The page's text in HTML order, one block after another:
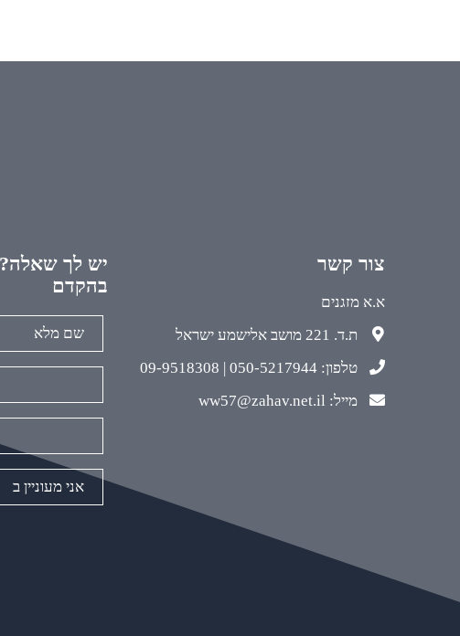
צור קשר
א.א מזגנים
ת.ד. 221 מושב אלישמע ישראל
טלפון: 050-5217944 | 09-9518308
מייל: ww57@zahav.net.il
יש לך
בהקדם